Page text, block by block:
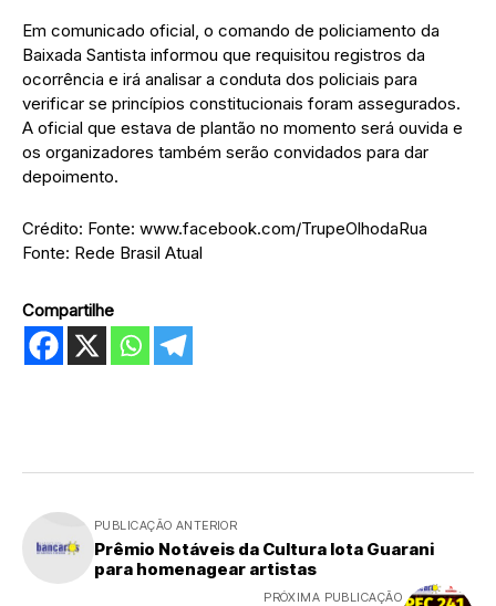
Em comunicado oficial, o comando de policiamento da
Baixada Santista informou que requisitou registros da
ocorrência e irá analisar a conduta dos policiais para
verificar se princípios constitucionais foram assegurados.
A oficial que estava de plantão no momento será ouvida e
os organizadores também serão convidados para dar
depoimento.
Crédito: Fonte: www.facebook.com/TrupeOlhodaRua
Fonte: Rede Brasil Atual
Compartilhe
PUBLICAÇÃO ANTERIOR
Prêmio Notáveis da Cultura lota Guarani
para homenagear artistas
PRÓXIMA PUBLICAÇÃO